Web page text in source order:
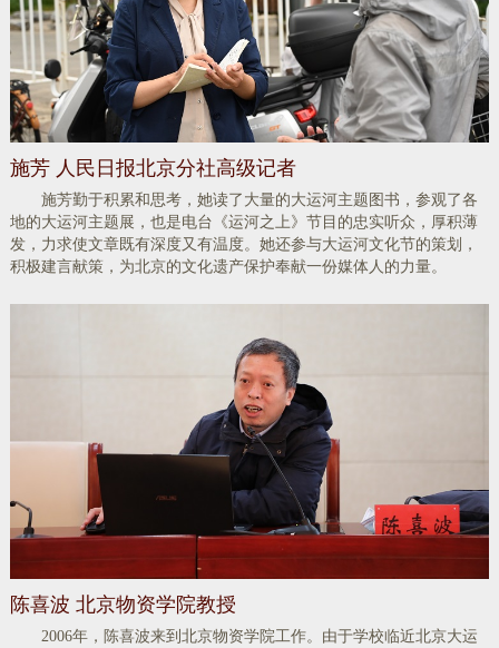
施芳 人民日报北京分社高级记者
施芳勤于积累和思考，她读了大量的大运河主题图书，参观了各
地的大运河主题展，也是电台《运河之上》节目的忠实听众，厚积薄
发，力求使文章既有深度又有温度。她还参与大运河文化节的策划，
积极建言献策，为北京的文化遗产保护奉献一份媒体人的力量。
陈喜波 北京物资学院教授
​2006年，陈喜波来到北京物资学院工作。由于学校临近北京大运